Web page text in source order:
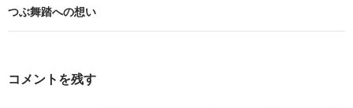
ナ
ゲ
つぶ舞踏への想い
コメントを残す